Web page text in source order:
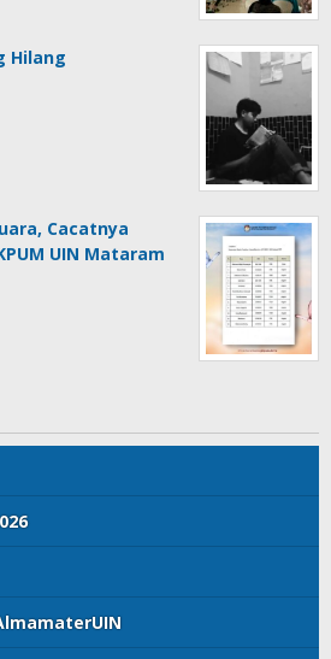
Hilang
Cacatnya
UIN Mataram